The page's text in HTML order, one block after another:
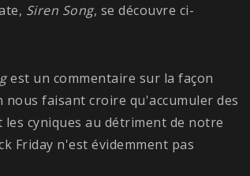
Siren Song, se découvre ci-
est un commentaire sur la façon
faisant croire qu'accumuler des
cyniques au détriment de notre
Friday n'est évidemment pas